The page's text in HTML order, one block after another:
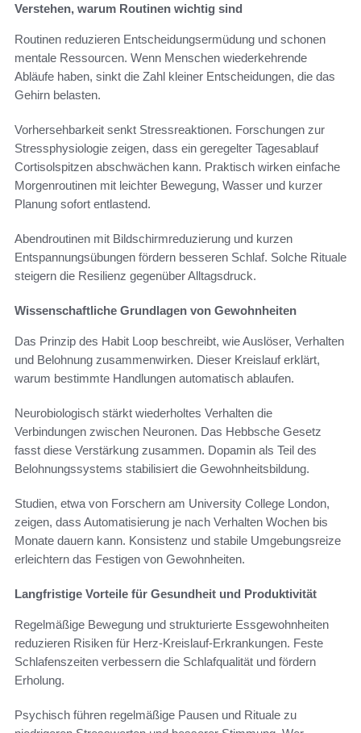
Verstehen, warum Routinen wichtig sind
Routinen reduzieren Entscheidungsermüdung und schonen
mentale Ressourcen. Wenn Menschen wiederkehrende
Abläufe haben, sinkt die Zahl kleiner Entscheidungen, die das
Gehirn belasten.
Vorhersehbarkeit senkt Stressreaktionen. Forschungen zur
Stressphysiologie zeigen, dass ein geregelter Tagesablauf
Cortisolspitzen abschwächen kann. Praktisch wirken einfache
Morgenroutinen mit leichter Bewegung, Wasser und kurzer
Planung sofort entlastend.
Abendroutinen mit Bildschirmreduzierung und kurzen
Entspannungsübungen fördern besseren Schlaf. Solche Rituale
steigern die Resilienz gegenüber Alltagsdruck.
Wissenschaftliche Grundlagen von Gewohnheiten
Das Prinzip des Habit Loop beschreibt, wie Auslöser, Verhalten
und Belohnung zusammenwirken. Dieser Kreislauf erklärt,
warum bestimmte Handlungen automatisch ablaufen.
Neurobiologisch stärkt wiederholtes Verhalten die
Verbindungen zwischen Neuronen. Das Hebbsche Gesetz
fasst diese Verstärkung zusammen. Dopamin als Teil des
Belohnungssystems stabilisiert die Gewohnheitsbildung.
Studien, etwa von Forschern am University College London,
zeigen, dass Automatisierung je nach Verhalten Wochen bis
Monate dauern kann. Konsistenz und stabile Umgebungsreize
erleichtern das Festigen von Gewohnheiten.
Langfristige Vorteile für Gesundheit und Produktivität
Regelmäßige Bewegung und strukturierte Essgewohnheiten
reduzieren Risiken für Herz-Kreislauf-Erkrankungen. Feste
Schlafenszeiten verbessern die Schlafqualität und fördern
Erholung.
Psychisch führen regelmäßige Pausen und Rituale zu